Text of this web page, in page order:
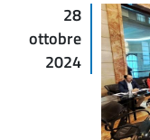
28
ottobre
2024